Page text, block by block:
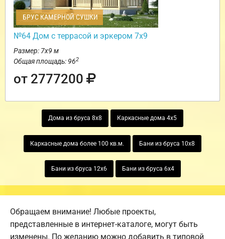
БРУС КАМЕРНОЙ СУШКИ
№64 Дом с террасой и эркером 7х9
Размер: 7х9 м
Общая площадь: 962
от 2777200
Дома из бруса 8х8 Каркасные дома 4х5
Каркасные дома более 100 кв.м. Бани из бруса 10х8
Бани из бруса 12х6 Бани из бруса 6х4
Обращаем внимание! Любые проекты,
представленные в интернет-каталоге, могут быть
изменены. По желанию можно добавить в типовой